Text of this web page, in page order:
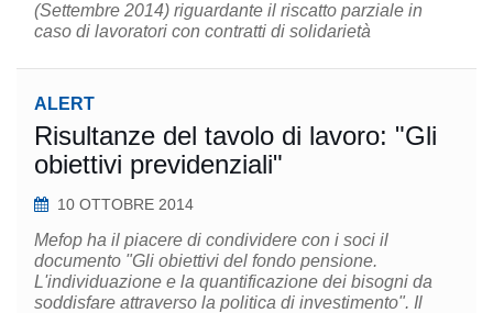
(Settembre 2014) riguardante il riscatto parziale in
caso di lavoratori con contratti di solidarietà
ALERT
Risultanze del tavolo di lavoro: "Gli
obiettivi previdenziali"
10 OTTOBRE 2014
Mefop ha il piacere di condividere con i soci il
documento "Gli obiettivi del fondo pensione.
L'individuazione e la quantificazione dei bisogni da
soddisfare attraverso la politica di investimento". Il